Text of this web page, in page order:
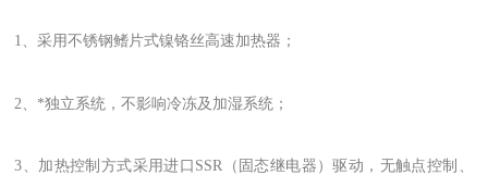
1、采用不锈钢鳍片式镍铬丝高速加热器；
2、*独立系统，不影响冷冻及加湿系统；
3、加热控制方式采用进口SSR（固态继电器）驱动，无触点控制、